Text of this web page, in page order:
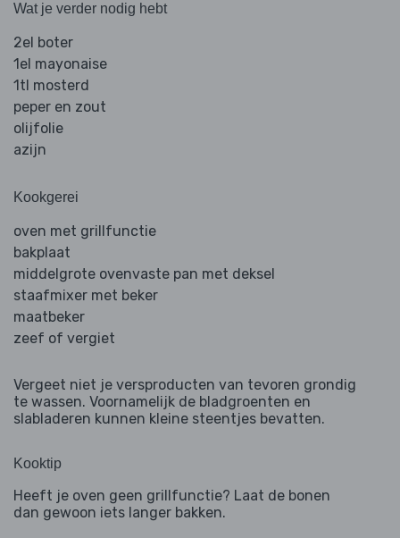
Wat je verder nodig hebt
2el boter
1el mayonaise
1tl mosterd
peper en zout
olijfolie
azijn
Kookgerei
oven met grillfunctie
bakplaat
middelgrote ovenvaste pan met deksel
staafmixer met beker
maatbeker
zeef of vergiet
Vergeet niet je versproducten van tevoren grondig
te wassen. Voornamelijk de bladgroenten en
slabladeren kunnen kleine steentjes bevatten.
Kooktip
Heeft je oven geen grillfunctie? Laat de bonen
dan gewoon iets langer bakken.